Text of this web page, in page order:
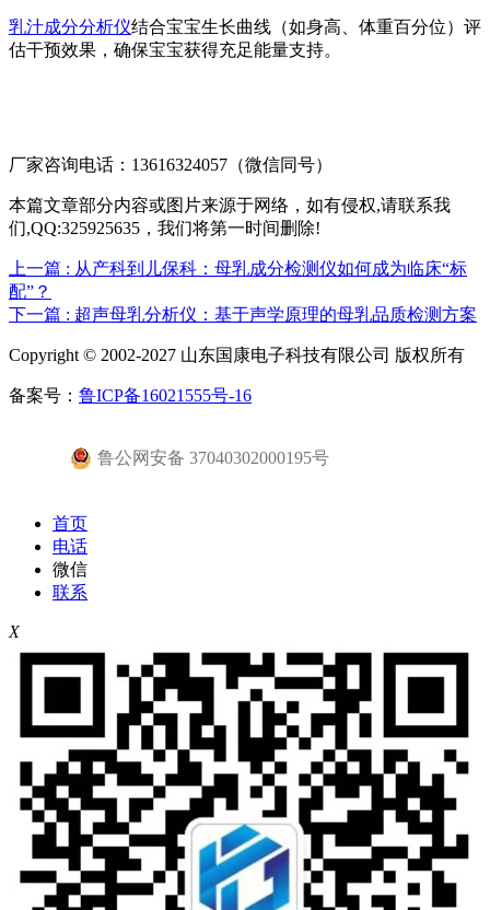
乳汁成分分析仪结合宝宝生长曲线（如身高、体重百分位）评
估干预效果，确保宝宝获得充足能量支持。
厂家咨询电话：13616324057（微信同号）
本篇文章部分内容或图片来源于网络，如有侵权,请联系我
们,QQ:325925635，我们将第一时间删除!
上一篇 : 从产科到儿保科：母乳成分检测仪如何成为临床“标
配”？
下一篇 : 超声母乳分析仪：基于声学原理的母乳品质检测方案
Copyright © 2002-2027 山东国康电子科技有限公司 版权所有
备案号： 鲁ICP备16021555号-16
鲁公网安备 37040302000195号
首页
电话
微信
联系
X